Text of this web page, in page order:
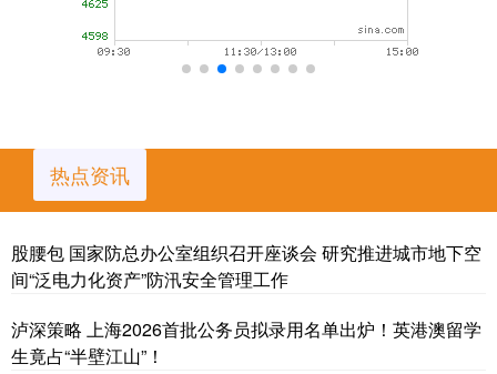
热点资讯
股腰包 国家防总办公室组织召开座谈会 研究推进城市地下空
间“泛电力化资产”防汛安全管理工作
泸深策略 上海2026首批公务员拟录用名单出炉！英港澳留学
生竟占“半壁江山”！